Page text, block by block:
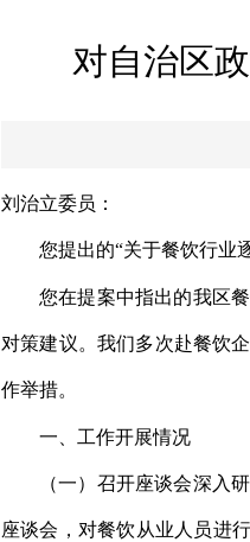
对自治区
刘治立委员：
您提出的“关于餐饮行业
您在提案中指出的我区
对策建议。我们多次赴餐饮
作举措。
一、工作开展情况
（一）召开座谈会深入
座谈会，对餐饮从业人员进